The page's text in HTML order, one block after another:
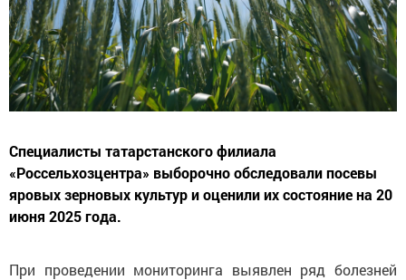
Специалисты татарстанского филиала
«Россельхозцентра» выборочно обследовали посевы
яровых зерновых культур и оценили их состояние на 20
июня 2025 года.
При проведении мониторинга выявлен ряд болезней